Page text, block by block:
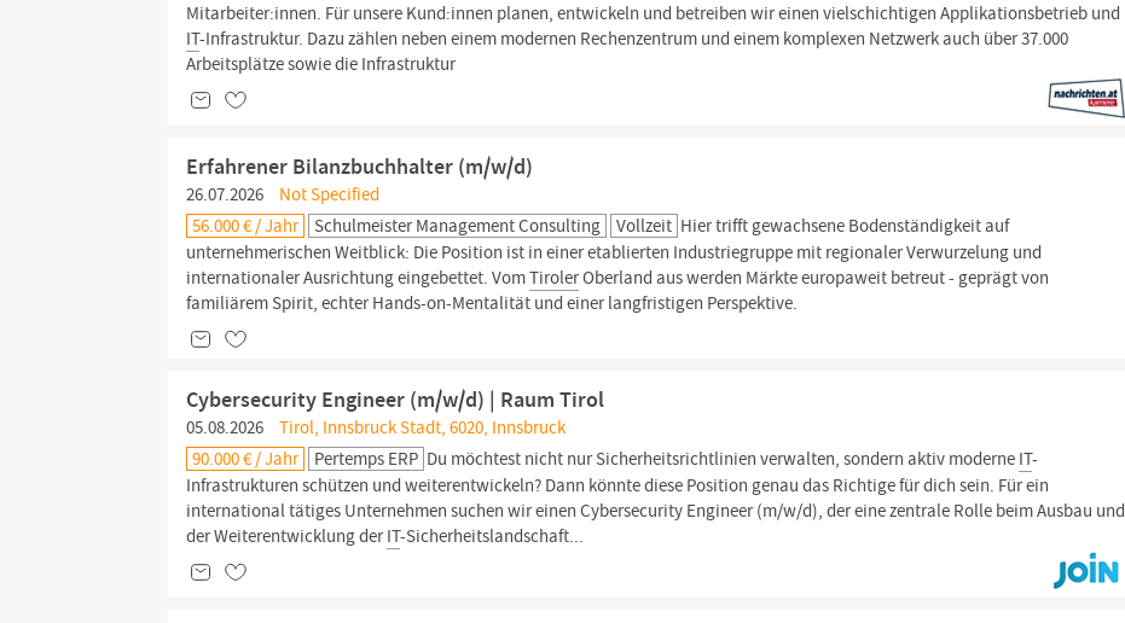
Mitarbeiter:innen. Für unsere Kund:innen planen, entwickeln und betreiben wir einen vielschichtigen Applikationsbetrieb und
IT-Infrastruktur. Dazu zählen neben einem modernen Rechenzentrum und einem komplexen Netzwerk auch über 37.000
Arbeitsplätze sowie die Infrastruktur
Erfahrener Bilanzbuchhalter (m/w/d)
26.07.2026
Not Specified
56.000 € / Jahr
Schulmeister Management Consulting Vollzeit Hier trifft gewachsene Bodenständigkeit auf
unternehmerischen Weitblick: Die Position ist in einer etablierten Industriegruppe mit regionaler Verwurzelung und
internationaler Ausrichtung eingebettet. VomTirolerOberland aus werden Märkte europaweit betreut - geprägt von
familiärem Spirit, echter Hands-on-Mentalität und einer langfristigen Perspektive.
Cybersecurity Engineer (m/w/d) | Raum Tirol
05.08.2026
Tirol, Innsbruck Stadt, 6020, Innsbruck
90.000 € / Jahr
Pertemps ERP Du möchtest nicht nur Sicherheitsrichtlinien verwalten, sondern aktiv moderne IT-
Infrastrukturen schützen und weiterentwickeln? Dann könnte diese Position genau das Richtige für dich sein. Für ein
international tätiges Unternehmen suchen wir einen Cybersecurity Engineer (m/w/d), der eine zentrale Rolle beim Ausbau und
der Weiterentwicklung derIT-Sicherheitslandschaft...